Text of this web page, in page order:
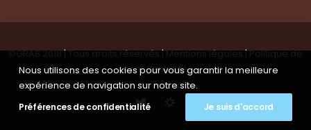
©GRAB 2018 | Tous droits réservés |Mentions légales|Politique de
confidentialité
Nous utilisons des cookies pour vous garantir la meilleure
expérience de navigation sur notre site.
Préférences de confidentialité Je suis d'accord